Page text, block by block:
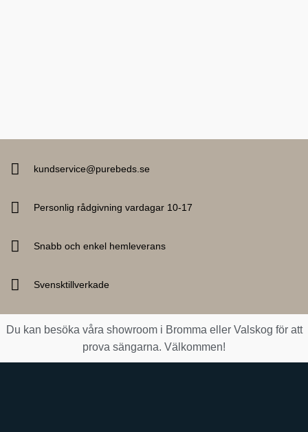
kundservice@purebeds.se
Personlig rådgivning vardagar 10-17
Snabb och enkel hemleverans
Svensktillverkade
Du kan besöka våra showroom i Bromma eller Valskog för att
prova sängarna. Välkommen!